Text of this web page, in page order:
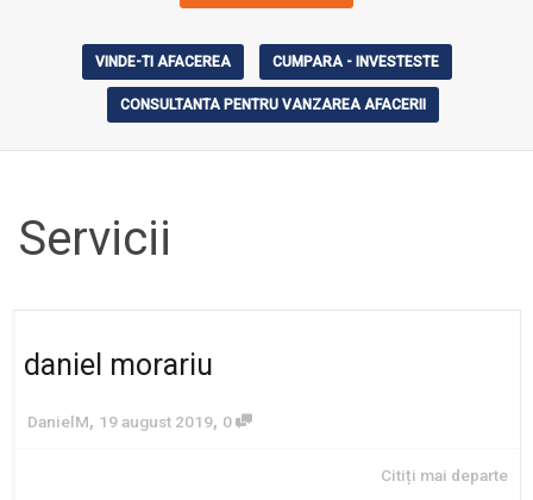
VINDE-TI AFACEREA CUMPARA - INVESTESTE
CONSULTANTA PENTRU VANZAREA AFACERII
Servicii
daniel morariu
DanielM, 19 august 2019, 0
Citiți mai departe